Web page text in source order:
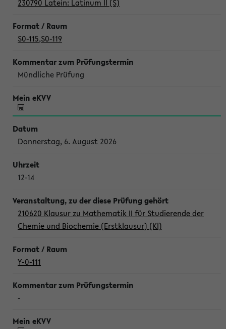
230790 Latein: Latinum II (S)
S0-115,S0-119
Mündliche Prüfung
Donnerstag, 6. August 2026
12-14
210620 Klausur zu Mathematik II für Studierende der
Chemie und Biochemie (Erstklausur) (Kl)
Y-0-111
-